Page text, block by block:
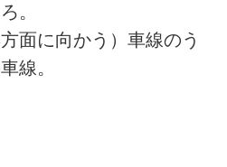
。
に向かう）車線のう
線。